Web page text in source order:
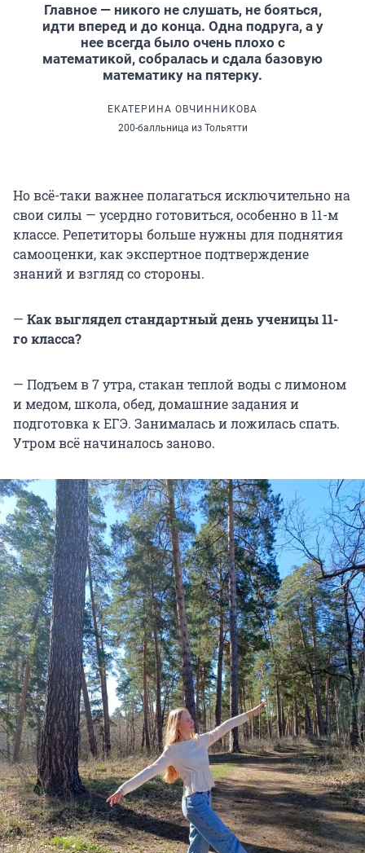
Главное — никого не слушать, не бояться,
идти вперед и до конца. Одна подруга, а у
нее всегда было очень плохо с
математикой, собралась и сдала базовую
математику на пятерку.
ЕКАТЕРИНА ОВЧИННИКОВА
200-балльница из Тольятти
Но всё-таки важнее полагаться исключительно на
свои силы — усердно готовиться, особенно в 11-м
классе. Репетиторы больше нужны для поднятия
самооценки, как экспертное подтверждение
знаний и взгляд со стороны.
— Как выглядел стандартный день ученицы 11-
го класса?
— Подъем в 7 утра, стакан теплой воды с лимоном
и медом, школа, обед, домашние задания и
подготовка к ЕГЭ. Занималась и ложилась спать.
Утром всё начиналось заново.